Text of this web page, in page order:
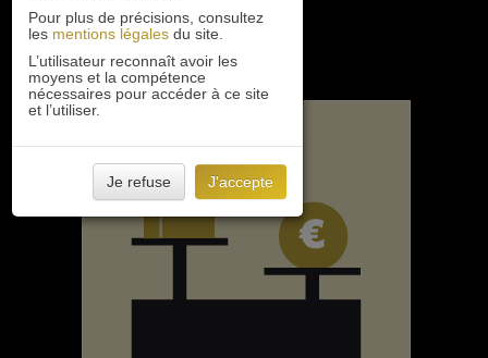
Pour plus de précisions, consultez
les mentions légales du site.
L’utilisateur reconnaît avoir les
moyens et la compétence
nécessaires pour accéder à ce site
et l’utiliser.
Je refuse J'accepte